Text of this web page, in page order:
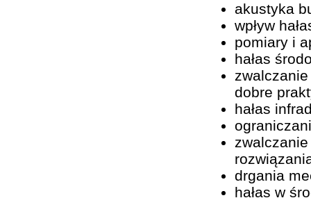
akustyka
wpływ
pomiary i
hałas
dobre
hałas
drgania
hałas w